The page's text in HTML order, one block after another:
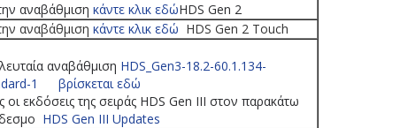
αναβάθμιση κάντε κλικ εδώHDS Gen 2
αναβάθμιση κάντε κλικ εδώ HDS Gen 2 Touch
αναβάθμιση HDS_Gen3-18.2-60.1.134-
1
βρίσκεται εδώ
οι εκδόσεις της σειράς HDS Gen III στον παρακάτω
HDS Gen III Updates